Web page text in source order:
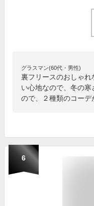
グラスマン(60代・男性)
裏フリースのおしゃ
い心地なので、冬の
ので、２種類のコーデ
6